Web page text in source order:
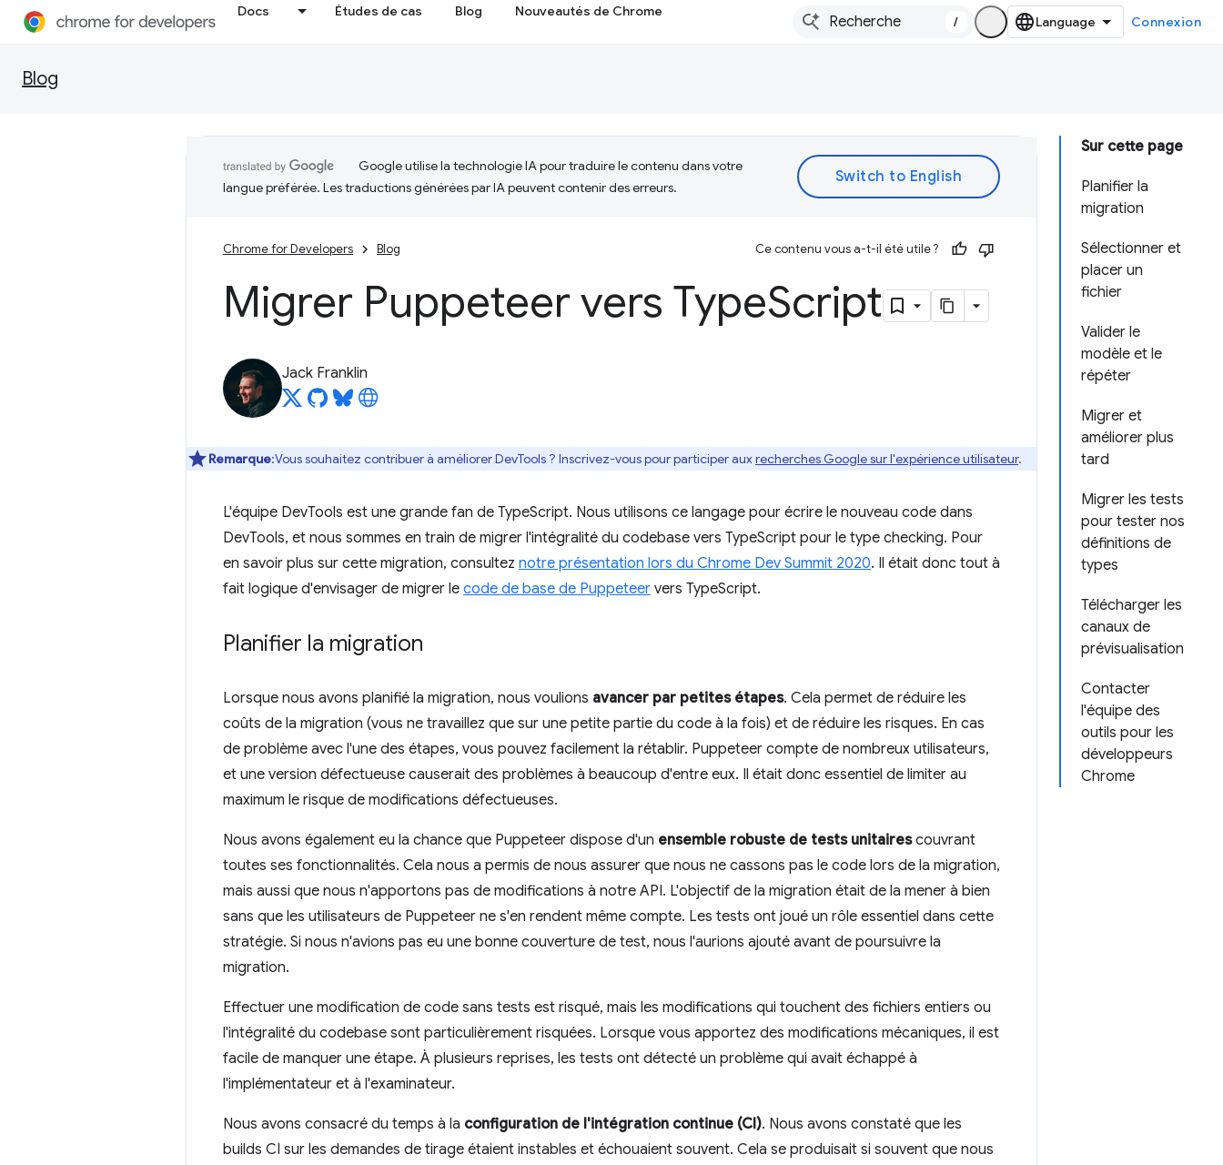
Docs Études de cas Blog Nouveautés de Chrome
/ Connexion
Blog
Sur cette page
Planifier la
migration
Sélectionner et
placer un
fichier
Valider le
modèle et le
répéter
Migrer et
améliorer plus
tard
Migrer les tests
pour tester nos
définitions de
types
Télécharger les
canaux de
prévisualisation
Contacter
l'équipe des
outils pour les
développeurs
Chrome
Google utilise la technologie IA pour traduire le contenu dans votre
langue préférée. Les traductions générées par IA peuvent contenir des erreurs.
Chrome for Developers Blog Ce contenu vous a-t-il été utile ?
Migrer Puppeteer vers TypeScript
Jack Franklin
Remarque:Vous souhaitez contribuer à améliorer DevTools ? Inscrivez-vous pour participer auxrecherches Google sur l'expérience utilisateur.
L'équipe DevTools est une grande fan de TypeScript. Nous utilisons ce langage pour écrire le nouveau code dans
DevTools, et nous sommes en train de migrer l'intégralité du codebase vers TypeScript pour le type checking. Pour
en savoir plus sur cette migration, consultez notre présentation lors du Chrome Dev Summit 2020. Il était donc tout à
fait logique d'envisager de migrer le code de base de Puppeteer vers TypeScript.
Planifier la migration
Lorsque nous avons planifié la migration, nous voulions avancer par petites étapes. Cela permet de réduire les
coûts de la migration (vous ne travaillez que sur une petite partie du code à la fois) et de réduire les risques. En cas
de problème avec l'une des étapes, vous pouvez facilement la rétablir. Puppeteer compte de nombreux utilisateurs,
et une version défectueuse causerait des problèmes à beaucoup d'entre eux. Il était donc essentiel de limiter au
maximum le risque de modifications défectueuses.
Nous avons également eu la chance que Puppeteer dispose d'un ensemble robuste de tests unitairescouvrant
toutes ses fonctionnalités. Cela nous a permis de nous assurer que nous ne cassons pas le code lors de la migration,
mais aussi que nous n'apportons pas de modifications à notre API. L'objectif de la migration était de la mener à bien
sans que les utilisateurs de Puppeteer ne s'en rendent même compte. Les tests ont joué un rôle essentiel dans cette
stratégie. Si nous n'avions pas eu une bonne couverture de test, nous l'aurions ajouté avant de poursuivre la
migration.
Effectuer une modification de code sans tests est risqué, mais les modifications qui touchent des fichiers entiers ou
l'intégralité du codebase sont particulièrement risquées. Lorsque vous apportez des modifications mécaniques, il est
facile de manquer une étape. À plusieurs reprises, les tests ont détecté un problème qui avait échappé à
l'implémentateur et à l'examinateur.
Nous avons consacré du temps à la configuration de l'intégration continue (CI). Nous avons constaté que les
builds CI sur les demandes de tirage étaient instables et échouaient souvent. Cela se produisait si souvent que nous